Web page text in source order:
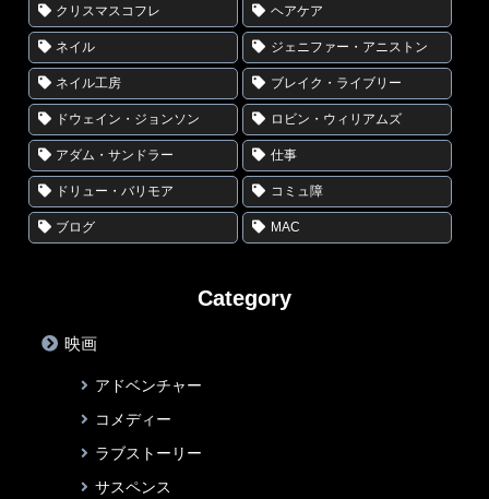
クリスマスコフレ ヘアケア
ネイル ジェニファー・アニストン
ネイル工房 ブレイク・ライブリー
ドウェイン・ジョンソン ロビン・ウィリアムズ
アダム・サンドラー 仕事
ドリュー・バリモア コミュ障
ブログ MAC
Category
映画
アドベンチャー
コメディー
ラブストーリー
サスペンス